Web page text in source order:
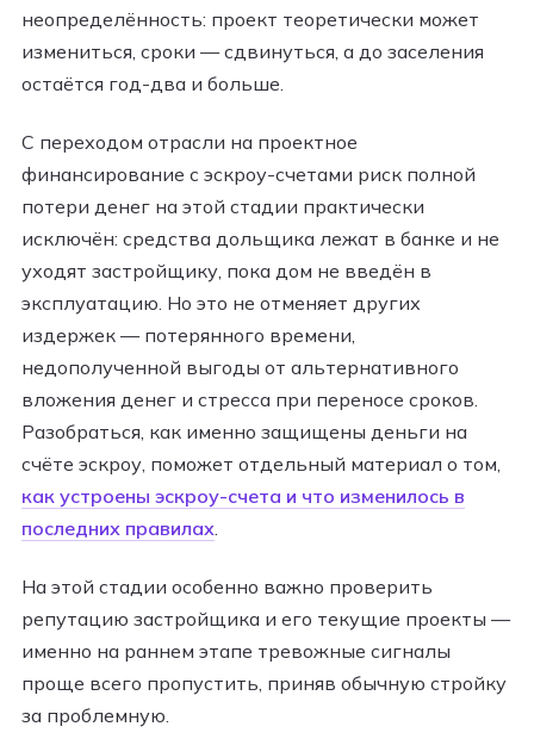
неопределённость: проект теоретически может
измениться, сроки — сдвинуться, а до заселения
остаётся год-два и больше.
С переходом отрасли на проектное
финансирование с эскроу-счетами риск полной
потери денег на этой стадии практически
исключён: средства дольщика лежат в банке и не
уходят застройщику, пока дом не введён в
эксплуатацию. Но это не отменяет других
издержек — потерянного времени,
недополученной выгоды от альтернативного
вложения денег и стресса при переносе сроков.
Разобраться, как именно защищены деньги на
счёте эскроу, поможет отдельный материал о том,
как устроены эскроу-счета и что изменилось в
последних правилах
На этой стадии особенно важно проверить
репутацию застройщика и его текущие проекты —
именно на раннем этапе тревожные сигналы
проще всего пропустить, приняв обычную стройку
за проблемную.